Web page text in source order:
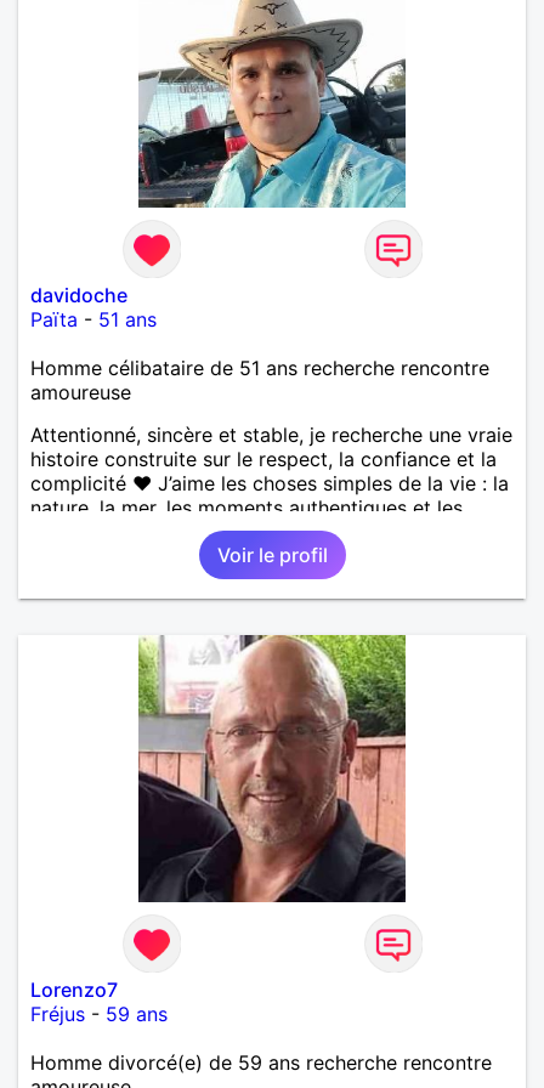
davidoche
Païta - 51 ans
Homme célibataire de 51 ans recherche rencontre
amoureuse
Attentionné, sincère et stable, je recherche une vraie
histoire construite sur le respect, la confiance et la
complicité ❤️ J’aime les choses simples de la vie : la
nature, la mer, les moments authentiques et les
personnes au grand cœur 🌊🌿 Très câlin et
affectueux, j’adore les petits moments de tendresse
et les calinous réguliers 😊❤️ La solitude finit parfois
par peser, alors si tu es en Nouvelle-Calédonie et
temps de discuter… et laissons l’avenir nous guider
Voir le profil
Lorenzo7
Fréjus - 59 ans
Homme divorcé(e) de 59 ans recherche rencontre